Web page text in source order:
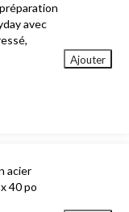
avec
Ajouter
acier
40 po